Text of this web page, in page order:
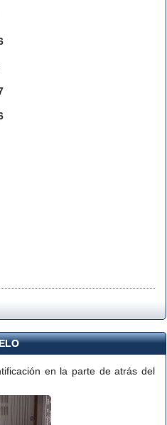
en la parte de atrás del